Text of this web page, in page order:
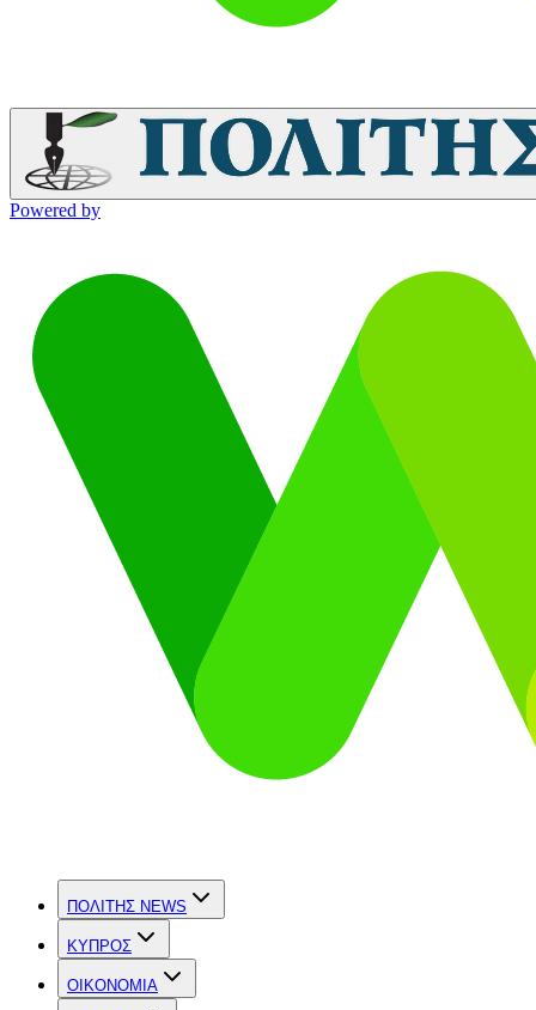
Powered by
ΠΟΛΙΤΗΣ NEWS
ΚΥΠΡΟΣ
OIKONOMIA